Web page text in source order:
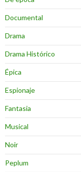
Documental
Drama
Drama Histórico
Épica
Espionaje
Fantasia
Musical
Noir
Peplum